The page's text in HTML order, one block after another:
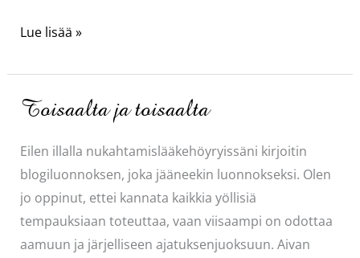
Kateellinen
Lue lisää »
Toisaalta ja toisaalta
Eilen illalla nukahtamislääkehöyryissäni kirjoitin
blogiluonnoksen, joka jääneekin luonnokseksi. Olen
jo oppinut, ettei kannata kaikkia yöllisiä
tempauksiaan toteuttaa, vaan viisaampi on odottaa
aamuun ja järjelliseen ajatuksenjuoksuun. Aivan